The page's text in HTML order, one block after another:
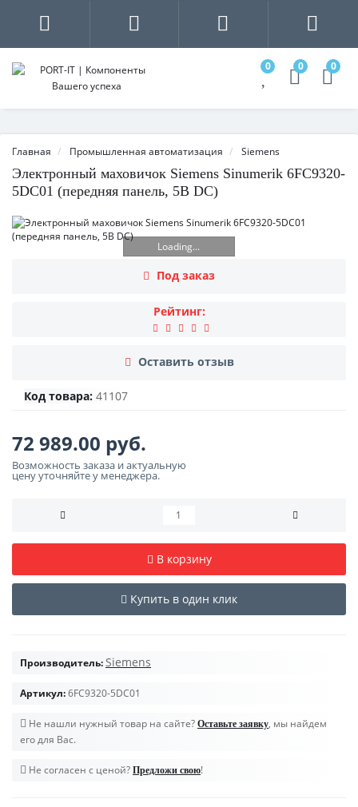
0 0 0
Главная Промышленная автоматизация Siemens
Электронный маховичок Siemens Sinumerik 6FC9320-
5DC01 (передняя панель, 5В DC)
Loading...
Под заказ
Рейтинг:
Оставить отзыв
Код товара: 41107
72 989.00 руб.
Возможность заказа и актуальную
цену уточняйте у менеджера.
В корзину
Купить в один клик
Производитель:Siemens
Артикул:6FC9320-5DC01
Не нашли нужный товар на сайте? Оставьте заявку, мы найдем
его для Вас.
Не согласен с ценой? Предложи свою!